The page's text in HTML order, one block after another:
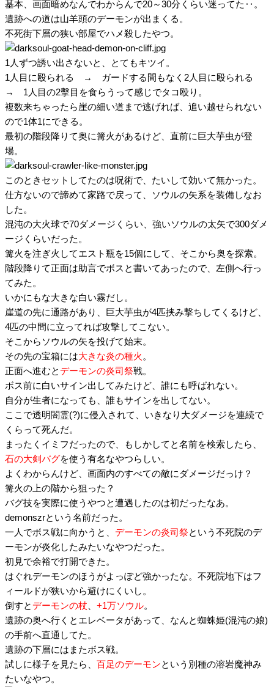
基本、画面暗めなんでわからんで20～30分くらい迷ってた‥。
遺跡への道は山羊頭のデーモンが出まくる。
不死街下層の狭い部屋でハメ殺したやつ。
1人ずつ誘い出さないと、とてもキツイ。
1人目に殴られる → ガードする間もなく2人目に殴られる
→ 1人目の2擊目を食らうって感じでタコ殴り。
複数来ちゃったら崖の細い道まで逃げれば、追い越せられない
ので1体1にできる。
最初の階段降りて奥に篝火があるけど、直前に巨大芋虫が登
場。
このときセットしてたのは呪術で、たいして効いて無かった。
仕方ないので諦めて家路で戻って、ソウルの矢系を装備しなお
した。
混沌の大火球で70ダメージくらい、強いソウルの太矢で300ダメ
ージくらいだった。
篝火を注ぎ火してエスト瓶を15個にして、そこから奥を探索。
階段降りて正面は助言でボスと書いてあったので、左側へ行っ
てみた。
いかにもな大きな白い霧だし。
崖道の先に通路があり、巨大芋虫が4匹挟み撃ちしてくるけど、
4匹の中間に立ってれば攻撃してこない。
そこからソウルの矢を投げて始末。
その先の宝箱には大きな炎の種火。
正面へ進むと デーモンの炎司祭戦。
ボス前に白いサイン出してみたけど、誰にも呼ばれない。
自分が生者になっても、誰もサインを出してない。
ここで透明闇霊(?)に侵入されて、いきなり大ダメージを連続で
くらって死んだ。
まったくイミフだったので、もしかしてと名前を検索したら、
石の大剣バグを使う有名なやつらしい。
よくわからんけど、画面内のすべての敵にダメージだっけ？
篝火の上の階から狙った？
バグ技を実際に使うやつと遭遇したのは初だったなあ。
demonszrという名前だった。
一人でボス戦に向かうと、 デーモンの炎司祭という不死院のデ
ーモンが炎化したみたいなやつだった。
初見で余裕で打開できた。
はぐれデーモンのほうがよっぽど強かったな。不死院地下はフ
ィールドが狭いから避けにくいし。
倒すと デーモンの杖、 +1万ソウル。
遺跡の奥へ行くとエレベータがあって、なんと蜘蛛姫(混沌の娘)
の手前へ直通してた。
遺跡の下層にはまたボス戦。
試しに様子を見たら、 百足のデーモンという別種の溶岩魔神み
たいなやつ。